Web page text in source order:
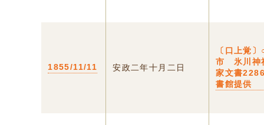
1855/11/11 安政二年十月二日
〔口上覚
市 氷川神
家文書
書館提供